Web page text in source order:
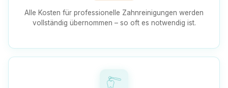
Alle Kosten für professionelle Zahnreinigungen werden
vollständig übernommen – so oft es notwendig ist.